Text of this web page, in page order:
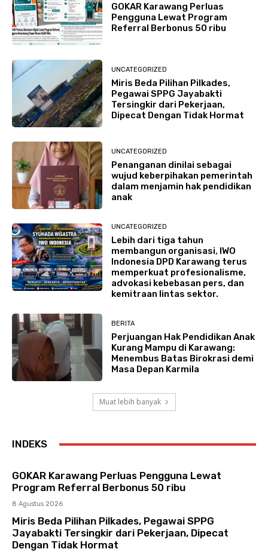
GOKAR Karawang Perluas
Pengguna Lewat Program
Referral Berbonus 50 ribu
UNCATEGORIZED
Miris Beda Pilihan Pilkades,
Pegawai SPPG Jayabakti
Tersingkir dari Pekerjaan,
Dipecat Dengan Tidak Hormat
UNCATEGORIZED
Penanganan dinilai sebagai
wujud keberpihakan pemerintah
dalam menjamin hak pendidikan
anak
UNCATEGORIZED
Lebih dari tiga tahun
membangun organisasi, IWO
Indonesia DPD Karawang terus
memperkuat profesionalisme,
advokasi kebebasan pers, dan
kemitraan lintas sektor.
BERITA
Perjuangan Hak Pendidikan Anak
Kurang Mampu di Karawang:
Menembus Batas Birokrasi demi
Masa Depan Karmila
Muat lebih banyak
INDEKS
GOKAR Karawang Perluas Pengguna Lewat
Program Referral Berbonus 50 ribu
8 Agustus 2026
Miris Beda Pilihan Pilkades, Pegawai SPPG
Jayabakti Tersingkir dari Pekerjaan, Dipecat
Dengan Tidak Hormat